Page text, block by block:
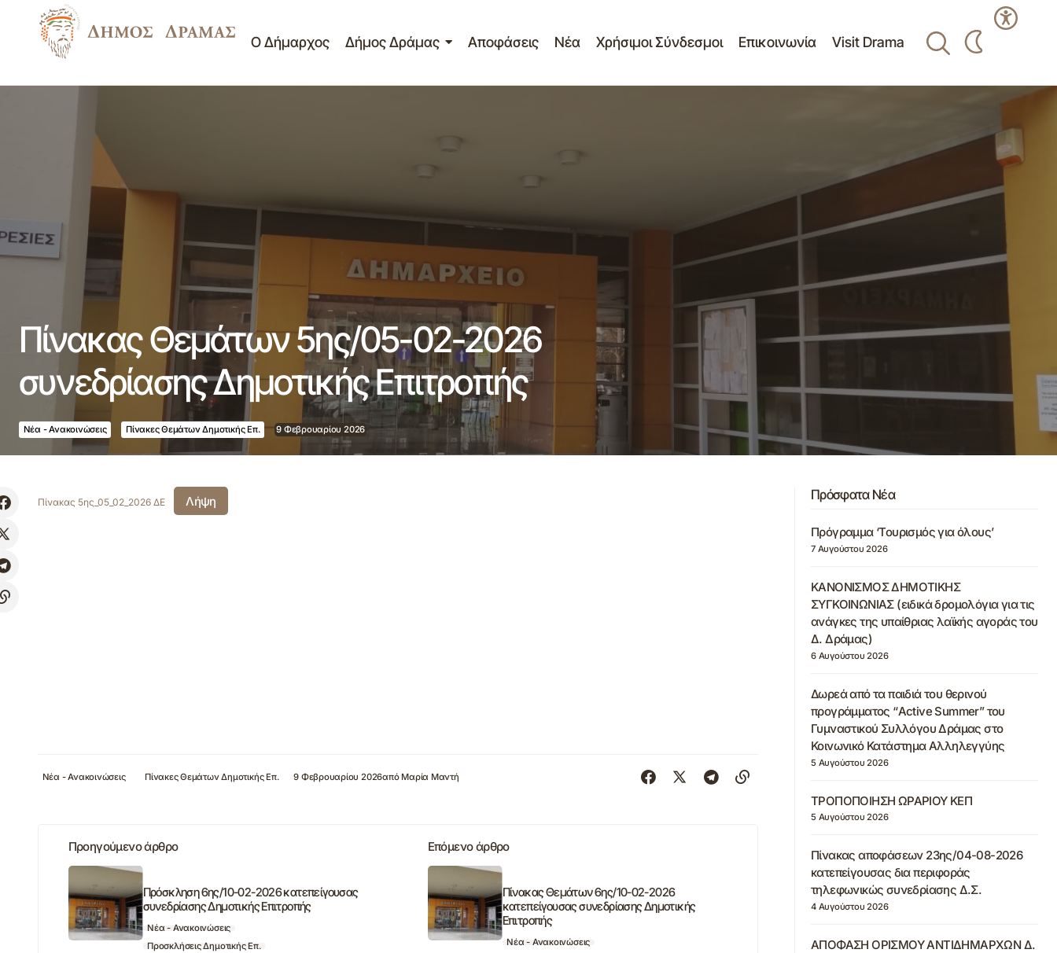
Ο Δήμαρχος Δήμος Δράμας Αποφάσεις Νέα Χρήσιμοι Σύνδεσμοι Επικοινωνία Visit Drama
Πίνακας Θεμάτων 5ης/05-02-2026
συνεδρίασης Δημοτικής Επιτροπής
Νέα - Ανακοινώσεις Πίνακες Θεμάτων Δημοτικής Επ. 9 Φεβρουαρίου 2026
Πίνακας 5ης_05_02_2026 ΔΕ Λήψη
Νέα - Ανακοινώσεις Πίνακες Θεμάτων Δημοτικής Επ. 9 Φεβρουαρίου 2026από Μαρία Μαντή
Προηγούμενο άρθρο
Πρόσκληση 6ης/10-02-2026 κατεπείγουσας
συνεδρίασης Δημοτικής Επιτροπής
Νέα - Ανακοινώσεις
Προσκλήσεις Δημοτικής Επ.
Επόμενο άρθρο
Πίνακας Θεμάτων 6ης/10-02-2026
κατεπείγουσας συνεδρίασης Δημοτικής
Επιτροπής
Νέα - Ανακοινώσεις
Πρόσφατα Νέα
Πρόγραμμα ‘Τουρισμός για όλους’
7 Αυγούστου 2026
ΚΑΝΟΝΙΣΜΟΣ ΔΗΜΟΤΙΚΗΣ
ΣΥΓΚΟΙΝΩΝΙΑΣ (ειδικά δρομολόγια για τις
ανάγκες της υπαίθριας λαϊκής αγοράς του
Δ. Δράμας)
6 Αυγούστου 2026
Δωρεά από τα παιδιά του θερινού
προγράμματος “Active Summer” του
Γυμναστικού Συλλόγου Δράμας στο
Κοινωνικό Κατάστημα Αλληλεγγύης
5 Αυγούστου 2026
ΤΡΟΠΟΠΟΙΗΣΗ ΩΡΑΡΙΟΥ ΚΕΠ
5 Αυγούστου 2026
Πίνακας αποφάσεων 23ης/04-08-2026
κατεπείγουσας δια περιφοράς
τηλεφωνικώς συνεδρίασης Δ.Σ.
4 Αυγούστου 2026
ΑΠΟΦΑΣΗ ΟΡΙΣΜΟΥ ΑΝΤΙΔΗΜΑΡΧΩΝ Δ.